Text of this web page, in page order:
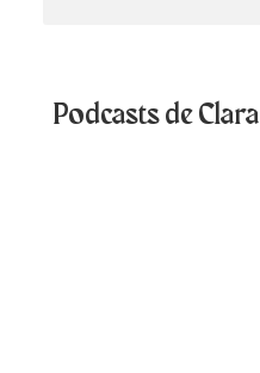
Podcasts de Clara